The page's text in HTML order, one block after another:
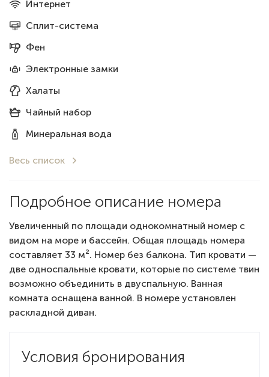
Интернет
Сплит-система
Фен
Электронные замки
Халаты
Чайный набор
Минеральная вода
Весь список
Подробное описание номера
Увеличенный по площади однокомнатный номер с
видом на море и бассейн. Общая площадь номера
составляет 33 м². Номер без балкона. Тип кровати —
две односпальные кровати, которые по системе твин
возможно объединить в двуспальную. Ванная
комната оснащена ванной. В номере установлен
раскладной диван.
Условия бронирования